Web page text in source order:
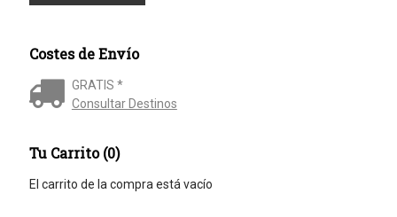
Costes de Envío
GRATIS *
Consultar Destinos
Tu Carrito (0)
El carrito de la compra está vacío